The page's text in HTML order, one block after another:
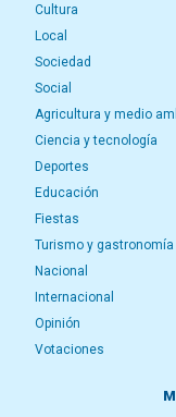
Cultura
Local
Sociedad
Social
Agricultura y medio
Ciencia y tecnología
Deportes
Educación
Fiestas
Turismo y gastronomía
Nacional
Internacional
Opinión
Votaciones